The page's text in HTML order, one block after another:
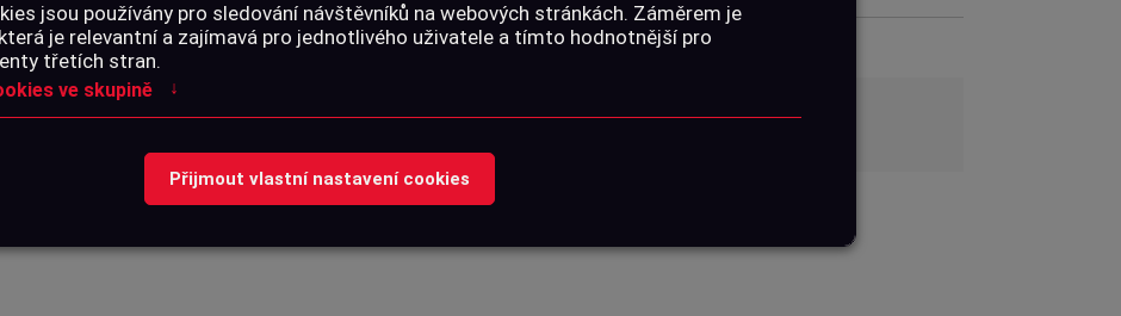
jsou používány pro sledování návštěvníků na webových stránkách. Záměrem je
je relevantní a zajímavá pro jednotlivého uživatele a tímto hodnotnější pro
třetích stran.
ve skupině ↓
Přijmout vlastní nastavení cookies
ruky.
Vaši pušku před
Žádné soubory